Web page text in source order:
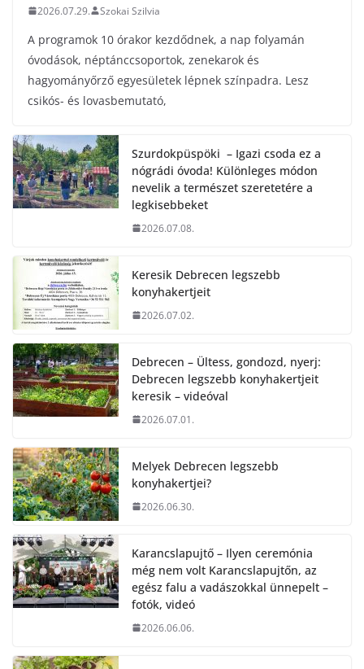
2026.07.29. Szokai Szilvia
A programok 10 órakor kezdődnek, a nap folyamán
óvodások, néptánccsoportok, zenekarok és
hagyományőrző egyesületek lépnek színpadra. Lesz
csikós- és lovasbemutató,
Szurdokpüspöki – Igazi csoda ez a
nógrádi óvoda! Különleges módon
nevelik a természet szeretetére a
legkisebbeket
2026.07.08.
Keresik Debrecen legszebb
konyhakertjeit
2026.07.02.
Debrecen – Ültess, gondozd, nyerj:
Debrecen legszebb konyhakertjeit
keresik – videóval
2026.07.01.
Melyek Debrecen legszebb
konyhakertjei?
2026.06.30.
Karancslapujtő – Ilyen ceremónia
még nem volt Karancslapujtőn, az
egész falu a vadászokkal ünnepelt –
fotók, videó
2026.06.06.